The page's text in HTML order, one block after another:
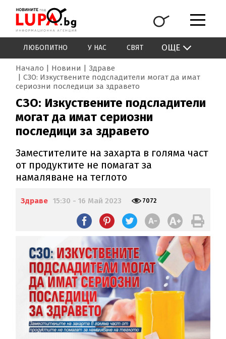
ЛЮБОПИТНО У НАС СВЯТ ОЩЕ
Начало Новини
Здраве
СЗО: Изкуствените подсладители могат да имат
сериозни последици за здравето
СЗО: Изкуствените подсладители
могат да имат сериозни
последици за здравето
Заместителите на захарта в голяма част
от продуктите не помагат за
намаляване на теглото
Здраве 15:30 - 16 Май 2023 7072